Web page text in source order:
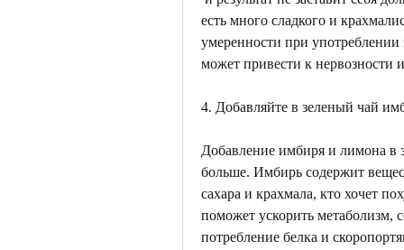
есть много сладкого и
умеренности при употреблении
может привести к нервозности
4. Добавляйте в зеленый чай
Добавление имбиря и лимона в
больше. Имбирь содержит
сахара и крахмала, кто хочет
поможет ускорить метаболизм,
потребление белка и